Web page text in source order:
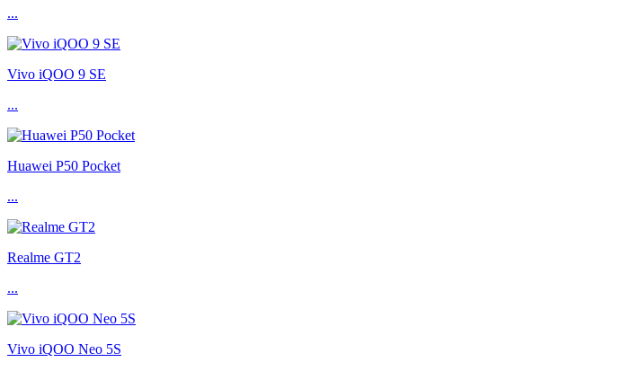
...
Vivo iQOO 9 SE
...
Huawei P50 Pocket
...
Realme GT2
...
Vivo iQOO Neo 5S